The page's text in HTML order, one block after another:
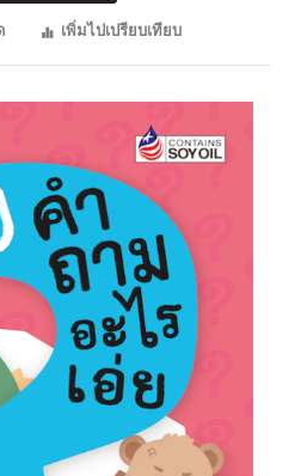
เพิ่มไปเปรียบเทียบ